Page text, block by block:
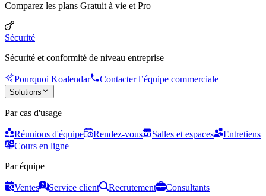
Comparez les plans Gratuit à vie et Pro
Sécurité
Sécurité et conformité de niveau entreprise
Pourquoi Koalendar Contacter l’équipe commerciale
Solutions
Par cas d'usage
Réunions d'équipe Rendez-vous Salles et espaces
Entretiens
Cours en ligne
Par équipe
Ventes Service client Recrutement
Consultants